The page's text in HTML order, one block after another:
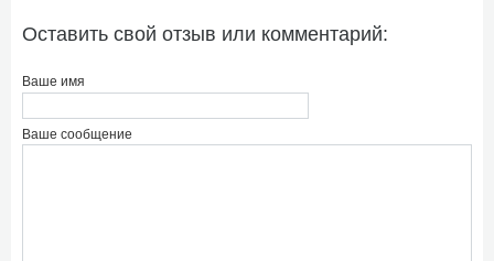
Оставить свой отзыв или комментарий:
Ваше имя
Ваше сообщение